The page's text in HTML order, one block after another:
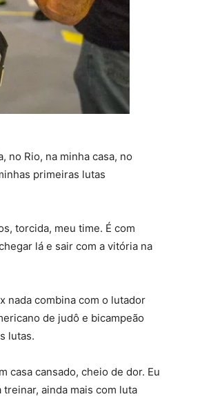
no Rio, na minha casa, no
primeiras lutas
torcida, meu time. É com
lá e sair com a vitória na
nada combina com o lutador
de judô e bicampeão
lutas.
casa cansado, cheio de dor. Eu
ainda mais com luta